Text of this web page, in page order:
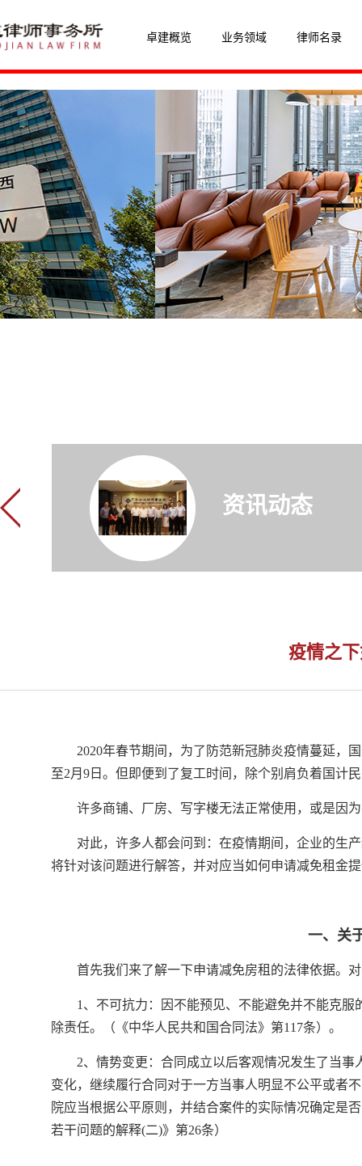
卓建概览 业务领域 律师名录
资讯动态
疫情之
2020年春节期间，为了防范新冠肺炎疫情蔓延，
至2月9日。但即便到了复工时间，除个别肩负着国计
许多商铺、厂房、写字楼无法正常使用，或是因
对此，许多人都会问到：在疫情期间，企业的生
将针对该问题进行解答，并对应当如何申请减免租金
一、关
首先我们来了解一下申请减免房租的法律依据。
1、不可抗力：因不能预见、不能避免并不能克
除责任。（《中华人民共和国合同法》第117条）。
2、情势变更：合同成立以后客观情况发生了当
变化，继续履行合同对于一方当事人明显不公平或者
院应当根据公平原则，并结合案件的实际情况确定是
若干问题的解释(二)》第26条）